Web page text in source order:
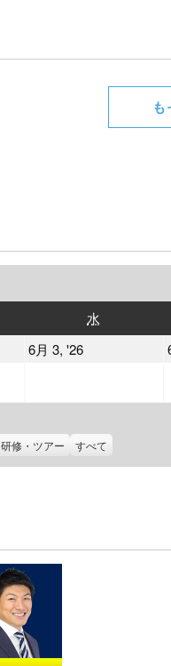
も
水
曜
6月 3, '262026
6
3
日
研修・ツアー すべて